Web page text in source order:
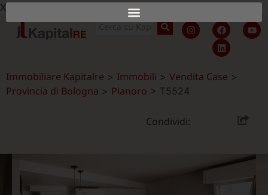
X
Immobiliare Kapitalre > Immobili > Vendita Case >
Provincia di Bologna > Pianoro > T5524
Condividi: